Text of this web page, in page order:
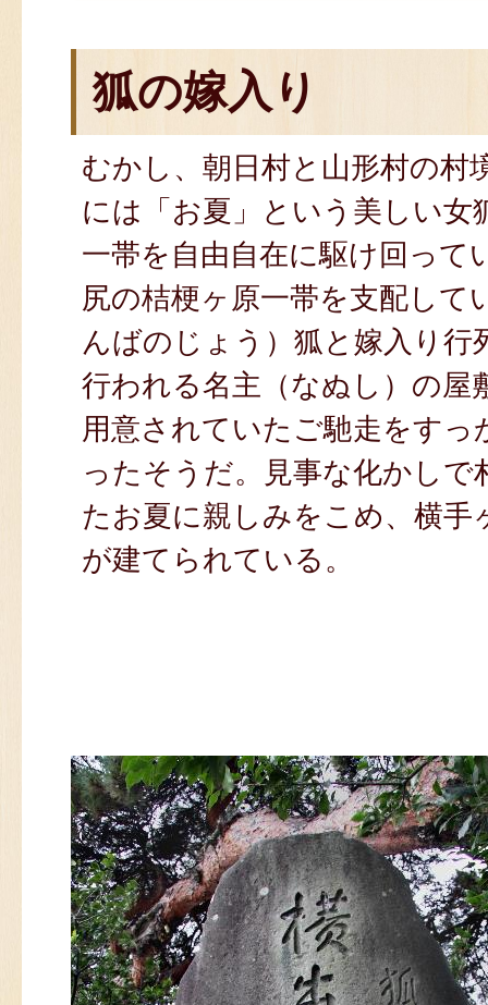
狐の嫁入り
むかし、朝日村と山形村の村
には「お夏」という美しい女
一帯を自由自在に駆け回って
尻の桔梗ヶ原一帯を支配して
んばのじょう）狐と嫁入り行
行われる名主（なぬし）の屋
用意されていたご馳走をすっ
ったそうだ。見事な化かしで
たお夏に親しみをこめ、横手
が建てられている。